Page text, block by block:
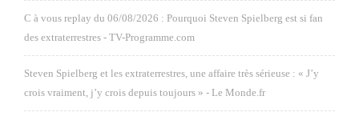
C à vous replay du 06/08/2026 : Pourquoi Steven Spielberg est si fan
des extraterrestres - TV-Programme.com
Steven Spielberg et les extraterrestres, une affaire très sérieuse : « J’y
crois vraiment, j’y crois depuis toujours » - Le Monde.fr